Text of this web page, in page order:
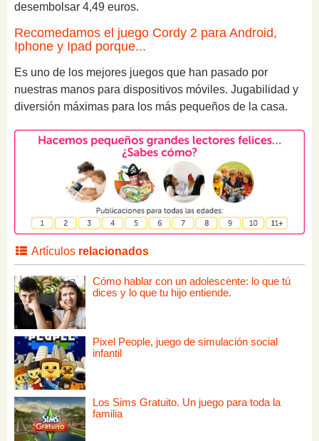
desembolsar 4,49 euros.
Recomedamos el juego Cordy 2 para Android,
Iphone y Ipad porque...
Es uno de los mejores juegos que han pasado por
nuestras manos para dispositivos móviles. Jugabilidad y
diversión máximas para los más pequeños de la casa.
Artículos relacionados
Cómo hablar con un adolescente: lo que tú
dices y lo que tu hijo entiende.
Pixel People, juego de simulación social
infantil
Los Sims Gratuito. Un juego para toda la
familia